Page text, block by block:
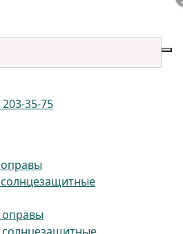
35-75